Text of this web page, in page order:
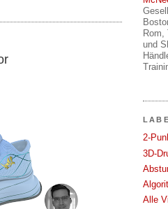
Rom,
und
2-
3D-
Alle